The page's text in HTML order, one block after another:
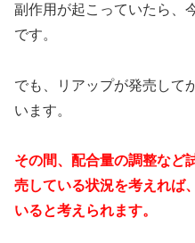
副作用が起こっていたら、
です。
でも、リアップが発売して
います。
その間、配合量の調整など
売している状況を考えれば
いると考えられます。